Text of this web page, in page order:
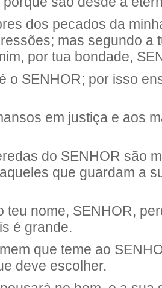
dos pecados da
mas segundo a
por tua bondade,
o SENHOR; por isso
em justiça e aos
do SENHOR são
que guardam a
teu nome, SENHOR,
é grande.
que teme ao
deve escolher.